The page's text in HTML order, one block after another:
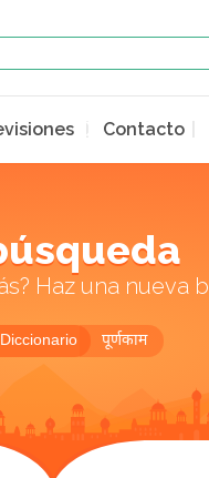
Contacto
Haz una nueva
Diccionario पूर्णकाम